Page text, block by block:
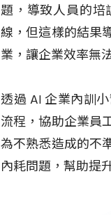
題，導致人員的
線，但這樣的結果
業，讓企業效率無
透過 AI 企業內訓
流程，協助企業員
為不熟悉造成的不
內耗問題，幫助提